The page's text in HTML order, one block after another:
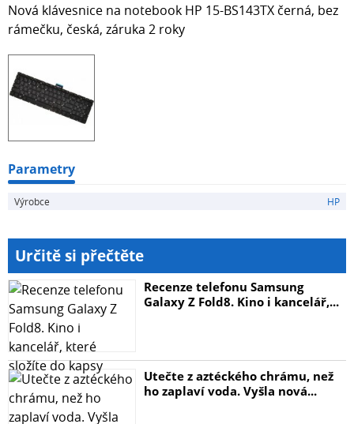
Nová klávesnice na notebook HP 15-BS143TX černá, bez
rámečku, česká, záruka 2 roky
Parametry
Výrobce HP
Určitě si přečtěte
Recenze telefonu Samsung
Galaxy Z Fold8. Kino i kancelář,...
Utečte z aztéckého chrámu, než
ho zaplaví voda. Vyšla nová...